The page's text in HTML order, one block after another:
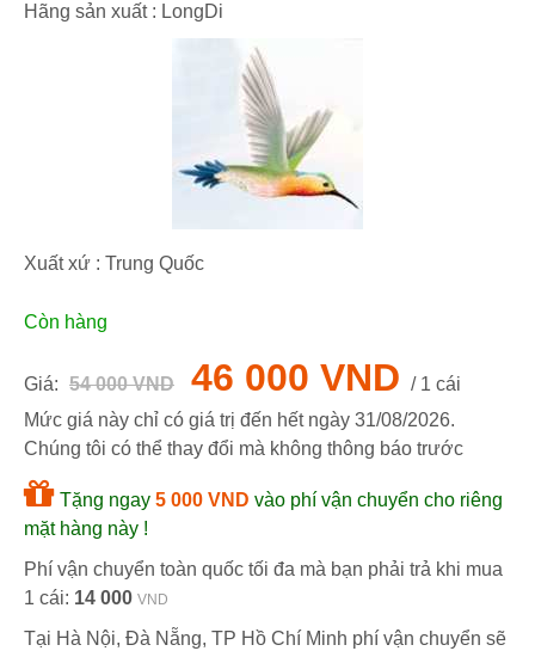
Hãng sản xuất : LongDi
Xuất xứ : Trung Quốc
Còn hàng
Giá: 54 000 VND 46 000 VND / 1 cái
Mức giá này chỉ có giá trị đến hết ngày 31/08/2026.
Chúng tôi có thể thay đổi mà không thông báo trước
Tặng ngay 5 000 VND vào phí vận chuyển cho riêng
mặt hàng này !
Phí vận chuyển toàn quốc tối đa mà bạn phải trả khi mua
1 cái: 14 000 VND
Tại Hà Nội, Đà Nẵng, TP Hồ Chí Minh phí vận chuyển sẽ